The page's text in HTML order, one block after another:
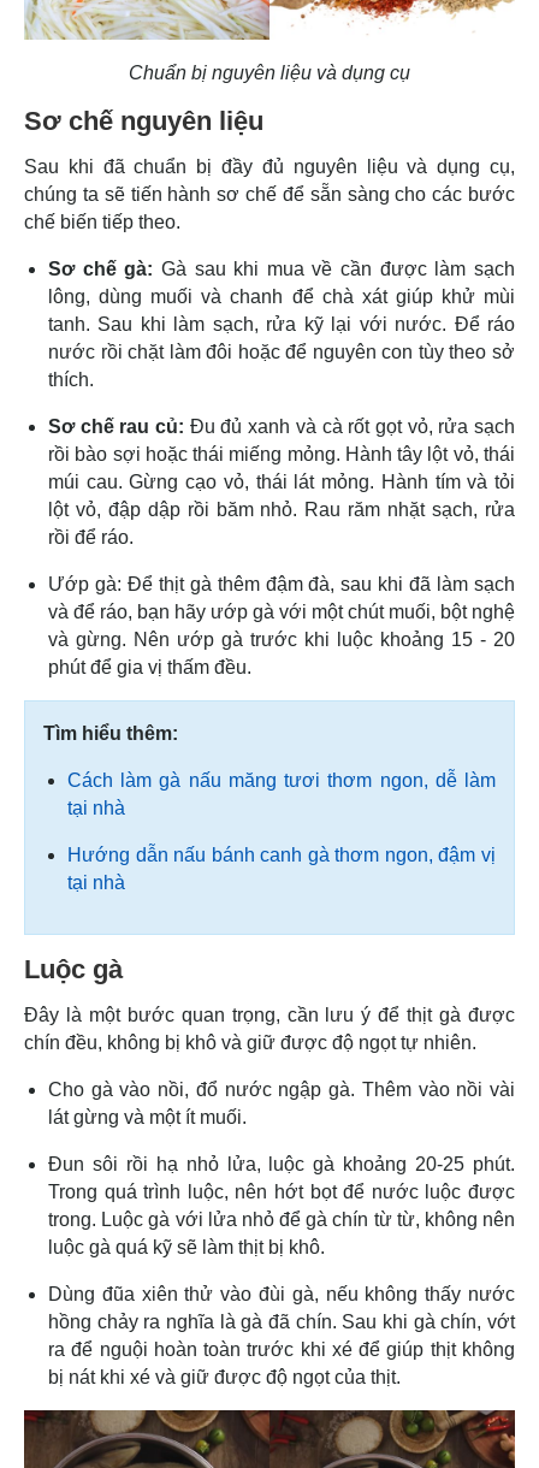
Chuẩn bị nguyên liệu và dụng cụ
Sơ chế nguyên liệu
Sau khi đã chuẩn bị đầy đủ nguyên liệu và dụng cụ,
chúng ta sẽ tiến hành sơ chế để sẵn sàng cho các bước
chế biến tiếp theo.
Sơ chế gà: Gà sau khi mua về cần được làm sạch
lông, dùng muối và chanh để chà xát giúp khử mùi
tanh. Sau khi làm sạch, rửa kỹ lại với nước. Để ráo
nước rồi chặt làm đôi hoặc để nguyên con tùy theo sở
thích.
Sơ chế rau củ: Đu đủ xanh và cà rốt gọt vỏ, rửa sạch
rồi bào sợi hoặc thái miếng mỏng. Hành tây lột vỏ, thái
múi cau. Gừng cạo vỏ, thái lát mỏng. Hành tím và tỏi
lột vỏ, đập dập rồi băm nhỏ. Rau răm nhặt sạch, rửa
rồi để ráo.
Ướp gà: Để thịt gà thêm đậm đà, sau khi đã làm sạch
và để ráo, bạn hãy ướp gà với một chút muối, bột nghệ
và gừng. Nên ướp gà trước khi luộc khoảng 15 - 20
phút để gia vị thấm đều.
Tìm hiểu thêm:
Cách làm gà nấu măng tươi thơm ngon, dễ làm
tại nhà
Hướng dẫn nấu bánh canh gà thơm ngon, đậm vị
tại nhà
Luộc gà
Đây là một bước quan trọng, cần lưu ý để thịt gà được
chín đều, không bị khô và giữ được độ ngọt tự nhiên.
Cho gà vào nồi, đổ nước ngập gà. Thêm vào nồi vài
lát gừng và một ít muối.
Đun sôi rồi hạ nhỏ lửa, luộc gà khoảng 20-25 phút.
Trong quá trình luộc, nên hớt bọt để nước luộc được
trong. Luộc gà với lửa nhỏ để gà chín từ từ, không nên
luộc gà quá kỹ sẽ làm thịt bị khô.
Dùng đũa xiên thử vào đùi gà, nếu không thấy nước
hồng chảy ra nghĩa là gà đã chín. Sau khi gà chín, vớt
ra để nguội hoàn toàn trước khi xé để giúp thịt không
bị nát khi xé và giữ được độ ngọt của thịt.